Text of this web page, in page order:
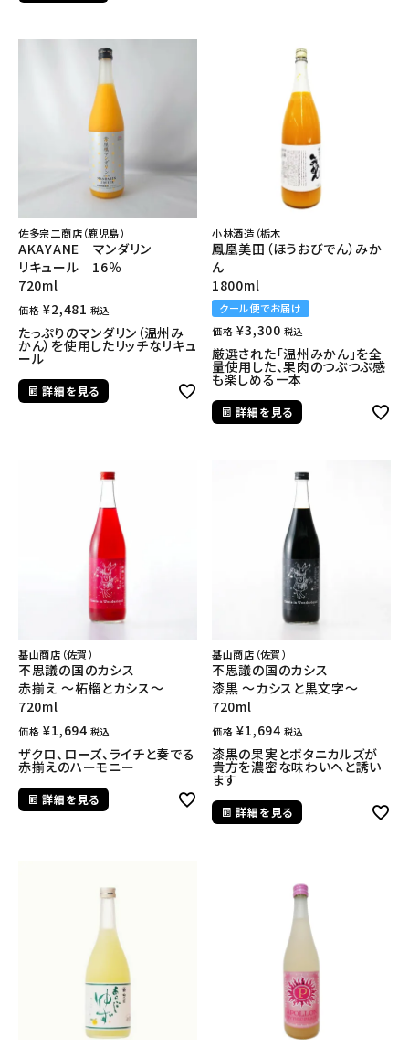
佐多宗二商店（鹿児島）
AKAYANE マンダリン
リキュール 16％
720ml
価格 ¥2,481 税込
たっぷりのマンダリン（温州み
かん）を使用したリッチなリキュ
ール
詳細を見る
小林酒造（栃木
鳳凰美田（ほうおびでん）みか
ん
1800ml
クール便でお届け
価格 ¥3,300 税込
厳選された「温州みかん」を全
量使用した、果肉のつぶつぶ感
も楽しめる一本
詳細を見る
基山商店（佐賀）
不思議の国のカシス
赤揃え ～柘榴とカシス～
720ml
価格 ¥1,694 税込
ザクロ、ローズ、ライチと奏でる
赤揃えのハーモニー
詳細を見る
基山商店（佐賀）
不思議の国のカシス
漆黒 ～カシスと黒文字～
720ml
価格 ¥1,694 税込
漆黒の果実とボタニカルズが
貴方を濃密な味わいへと誘い
ます
詳細を見る